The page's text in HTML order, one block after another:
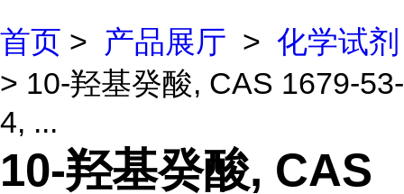
首页 > 产品展厅 > 化学试剂
> 10-羟基癸酸, CAS 1679-53-
4, ...
10-羟基癸酸, CAS